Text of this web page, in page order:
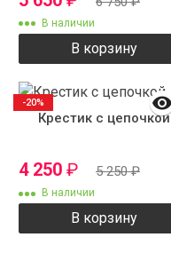
В наличии
В корзину
Крестик с цепочкой
4 250 ₽ 5 250₽
В наличии
В корзину
-20%